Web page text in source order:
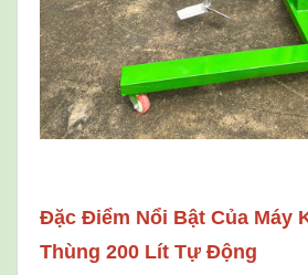
Đặc Điểm Nổi Bật Của Máy
Thùng 200 Lít Tự Động